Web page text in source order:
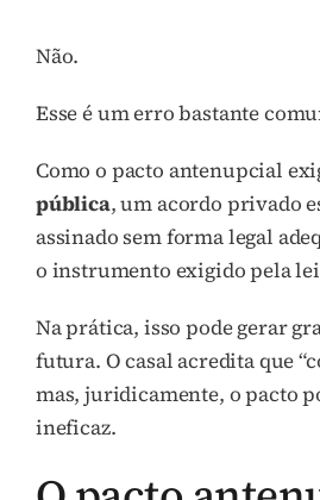
Não.
Esse é um erro bastante
Como o pacto antenupcial
pública, um acordo privado
assinado sem forma legal
o instrumento exigido pela
Na prática, isso pode gerar
futura. O casal acredita que
mas, juridicamente, o pacto
ineficaz.